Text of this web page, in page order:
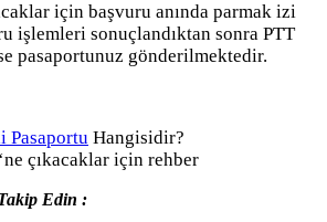
için başvuru anında parmak izi
işlemleri sonuçlandıktan sonra PTT
pasaportunuz gönderilmektedir.
Pasaportu Hangisidir?
‘ne çıkacaklar için rehber
Edin :